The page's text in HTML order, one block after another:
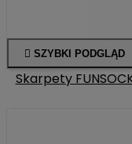
 SZYBKI PODGLĄD
Skarpety